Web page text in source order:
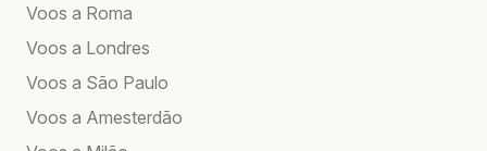
Voos a Roma
Voos a Londres
Voos a São Paulo
Voos a Amesterdão